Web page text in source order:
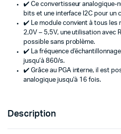
✔️ Ce convertisseur analogique-
bits et une interface I2C pour un
✔️ Le module convient à tous
2,0V – 5,5V, une utilisation avec
possible sans problème.
✔️ La fréquence
jusqu’à 860/s.
✔️ Grâce au PGA interne, il est
analogique jusqu’à 16 fois.
Description